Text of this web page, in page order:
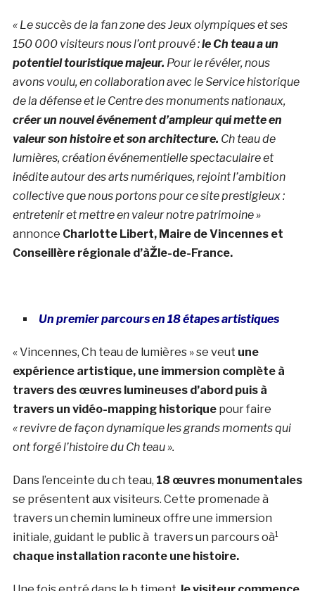
« Le succès de la fan zone des Jeux olympiques et ses
150 000 visiteurs nous l’ont prouvé :le Ch teau a un
potentiel touristique majeur. Pour le révéler, nous
avons voulu, en collaboration avec le Service historique
de la défense et le Centre des monuments nationaux,
créer un nouvel événement d’ampleur qui mette en
valeur son histoire et son architecture. Ch teau de
lumières, création événementielle spectaculaire et
inédite autour des arts numériques, rejoint l’ambition
collective que nous portons pour ce site prestigieux :
entretenir et mettre en valeur notre patrimoine »
annonce Charlotte Libert, Maire de Vincennes et
Conseillère régionale d’àŽle-de-France.
Un premier parcours en 18 étapes artistiques
« Vincennes, Ch teau de lumières » se veut une
expérience artistique, une immersion complète à
travers des œuvres lumineuses d’abord puis à
travers un vidéo-mapping historiquepour faire
« revivre de façon dynamique les grands moments qui
ont forgé l’histoire du Ch teau ».
Dans l’enceinte du ch teau, 18 œuvres monumentales
se présentent aux visiteurs. Cette promenade à
travers un chemin lumineux offre une immersion
initiale, guidant le public à travers un parcours oà¹
chaque installation raconte une histoire.